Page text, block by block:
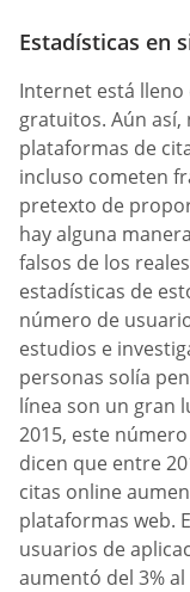
Estadísticas en
Internet está lleno
gratuitos. Aún
plataformas de
incluso cometen
pretexto de
hay alguna
falsos de los
estadísticas de
número de
estudios e
personas solía
línea son un gran
2015, este
dicen que entre
citas online
plataformas web.
usuarios de
aumentó del 3% al